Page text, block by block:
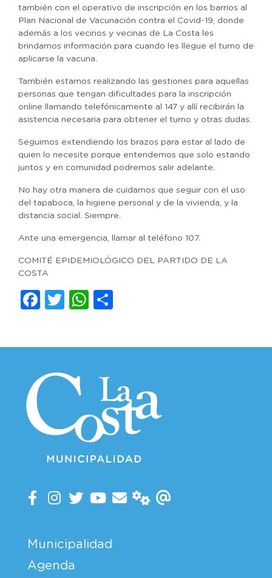
también con el operativo de inscripción en los barrios al
Plan Nacional de Vacunación contra el Covid-19, donde
además a los vecinos y vecinas de La Costa les
brindamos información para cuando les llegue el turno de
aplicarse la vacuna.
También estamos realizando las gestiones para aquellas
personas que tengan dificultades para la inscripción
online llamando telefónicamente al 147 y allí recibirán la
asistencia necesaria para obtener el turno y otras dudas.
Seguimos extendiendo los brazos para estar al lado de
quien lo necesite porque entendemos que solo estando
juntos y en comunidad podremos salir adelante.
No hay otra manera de cuidarnos que seguir con el uso
del tapaboca, la higiene personal y de la vivienda, y la
distancia social. Siempre.
Ante una emergencia, llamar al teléfono 107.
COMITÉ EPIDEMIOLÓGICO DEL PARTIDO DE LA
COSTA
Facebook
TwitterWhatsApp
Municipalidad
Agenda